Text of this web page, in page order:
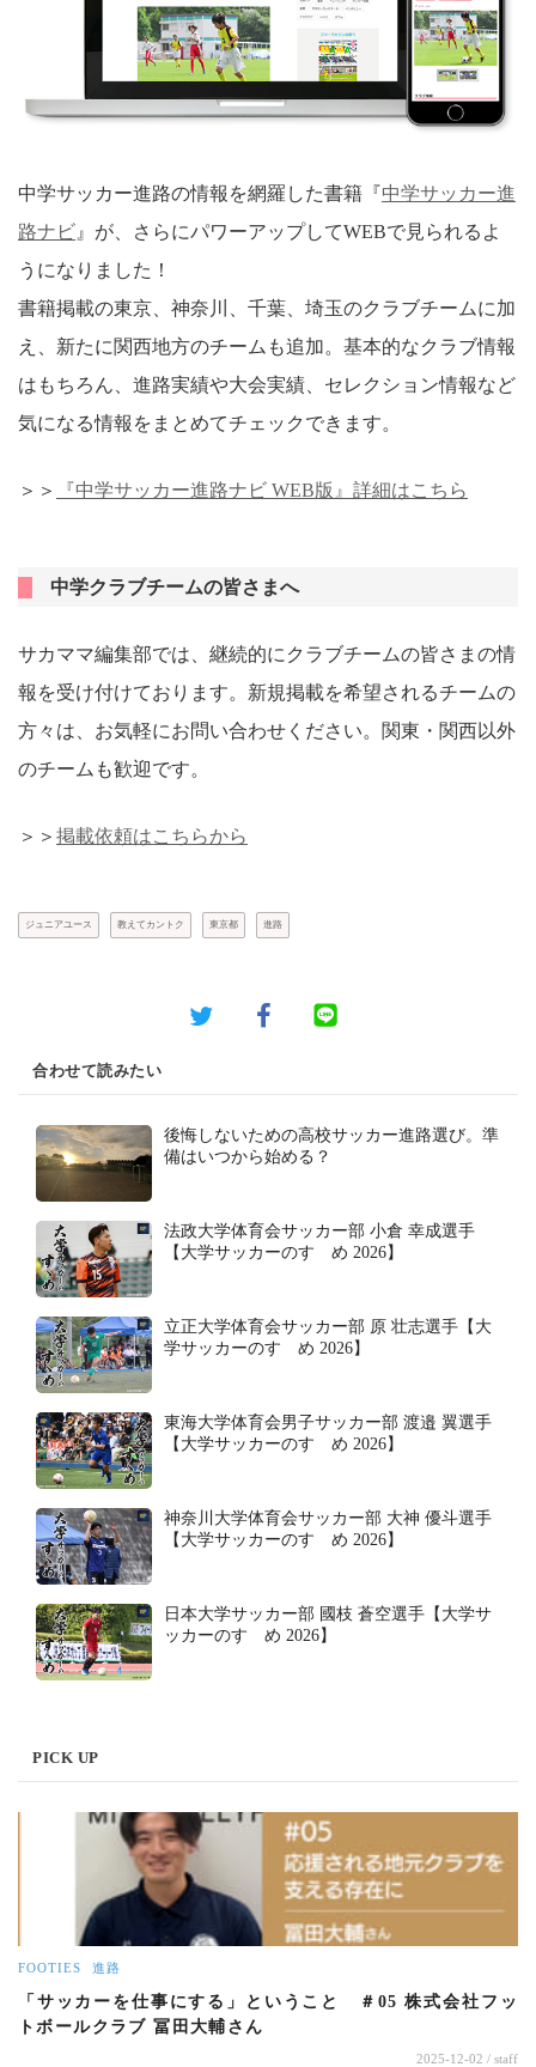
中学サッカー進路の情報を網羅した書籍『中学サッカー進
路ナビ 』が、さらにパワーアップしてWEBで見られるよ
うになりました！
書籍掲載の東京、神奈川、千葉、埼玉のクラブチームに加
え、新たに関西地方のチームも追加。基本的なクラブ情報
はもちろん、進路実績や大会実績、セレクション情報など
気になる情報をまとめてチェックできます。
＞＞ 『中学サッカー進路ナビ WEB版』詳細はこちら
中学クラブチームの皆さまへ
サカママ編集部では、継続的にクラブチームの皆さまの情
報を受け付けております。新規掲載を希望されるチームの
方々は、お気軽にお問い合わせください。関東・関西以外
のチームも歓迎です。
＞＞ 掲載依頼はこちらから
ジュニアユース 教えてカントク 東京都 進路
合わせて読みたい
後悔しないための高校サッカー進路選び。準
備はいつから始める？
法政大学体育会サッカー部 小倉 幸成選手
【大学サッカーのすゝめ 2026】
立正大学体育会サッカー部 原 壮志選手【大
学サッカーのすゝめ 2026】
東海大学体育会男子サッカー部 渡邉 翼選手
【大学サッカーのすゝめ 2026】
神奈川大学体育会サッカー部 大神 優斗選手
【大学サッカーのすゝめ 2026】
日本大学サッカー部 國枝 蒼空選手【大学サ
ッカーのすゝめ 2026】
PICK UP
FOOTIES 進路
「サッカーを仕事にする」ということ ＃05 株式会社フッ
トボールクラブ 冨田大輔さん
2025-12-02 / staff